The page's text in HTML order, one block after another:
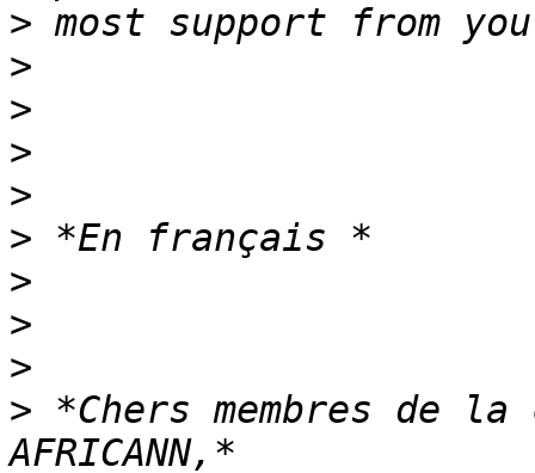
>
>
>
>
>
>
>
>
>
> *Chers membres de la